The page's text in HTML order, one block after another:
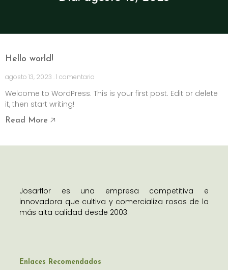
Hello world!
agosto 13, 2023 1 comentario
Welcome to WordPress. This is your first post. Edit or delete
it, then start writing!
Read More 🡥
Josarflor es una empresa competitiva e
innovadora que cultiva y comercializa rosas de la
más alta calidad desde 2003.
Enlaces Recomendados